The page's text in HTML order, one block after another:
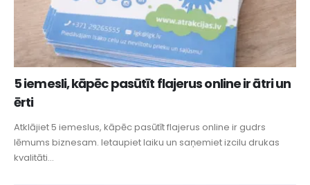
5 iemesli, kāpēc pasūtīt flajerus online ir ātri un
ērti
Atklājiet 5 iemeslus, kāpēc pasūtīt flajerus online ir gudrs
lēmums biznesam. Ietaupiet laiku un saņemiet izcilu drukas
kvalitāti...